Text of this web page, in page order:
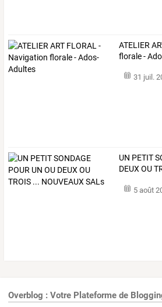
ATELIER
florale -
31 juil.
UN PETIT
DEUXOU
5 août
Overblog : Votre Plateforme de